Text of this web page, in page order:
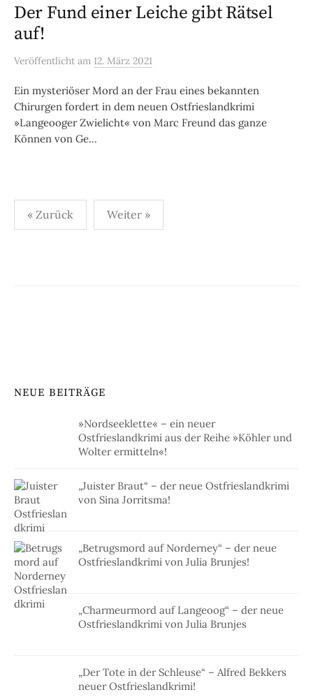
Der Fund einer Leiche gibt Rätsel
auf!
Veröffentlicht am 12. März 2021
Ein mysteriöser Mord an der Frau eines bekannten
Chirurgen fordert in dem neuen Ostfrieslandkrimi
»Langeooger Zwielicht« von Marc Freund das ganze
Können von Ge...
Seitennummerierung
der
« Zurück Weiter »
NEUE BEITRÄGE
»Nordseeklette« – ein neuer
Ostfrieslandkrimi aus der Reihe »Köhler und
Wolter ermitteln«!
„Juister Braut“ – der neue Ostfrieslandkrimi
von Sina Jorritsma!
„Betrugsmord auf Norderney“ – der neue
Ostfrieslandkrimi von Julia Brunjes!
„Charmeurmord auf Langeoog“ – der neue
Ostfrieslandkrimi von Julia Brunjes
„Der Tote in der Schleuse“ – Alfred Bekkers
neuer Ostfrieslandkrimi!